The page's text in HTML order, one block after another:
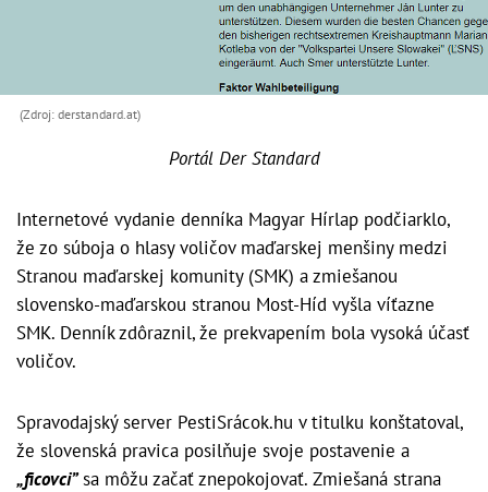
(Zdroj: derstandard.at)
Portál Der Standard
Internetové vydanie denníka Magyar Hírlap podčiarklo,
že zo súboja o hlasy voličov maďarskej menšiny medzi
Stranou maďarskej komunity (SMK) a zmiešanou
slovensko-maďarskou stranou Most-Híd vyšla víťazne
SMK. Denník zdôraznil, že prekvapením bola vysoká účasť
voličov.
Spravodajský server PestiSrácok.hu v titulku konštatoval,
že slovenská pravica posilňuje svoje postavenie a
„ficovci”sa môžu začať znepokojovať. Zmiešaná strana